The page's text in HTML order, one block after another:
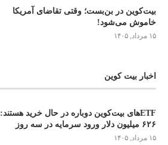
بیت‌کوین در بن‌بست؛ وقتی تقاضای آمریکا
خاموش می‌شود!
۱۵ مرداد, ۱۴۰۵
اخبار بیت کوین
ETFهای بیت‌کوین دوباره در حال خرید هستند:
۶۲۶ میلیون دلار ورود سرمایه در سه روز
۱۵ مرداد, ۱۴۰۵